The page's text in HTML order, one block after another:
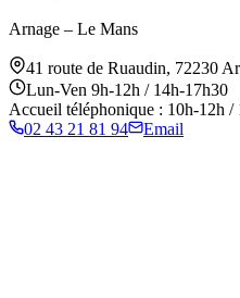
Arnage – Le Mans
41 route de Ruaudin, 72230
Lun-Ven 9h-12h / 14h-17h30
Accueil téléphonique : 10h-12h /
02 43 21 81 94
Email